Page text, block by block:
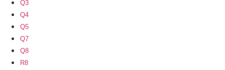
Q3
Q4
Q5
Q7
Q8
R8